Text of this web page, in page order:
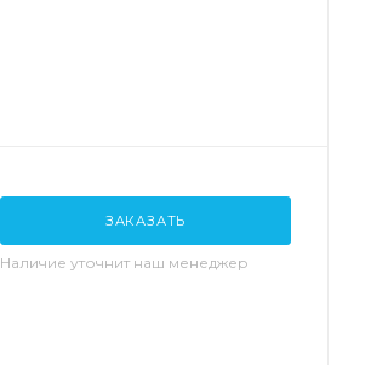
ЗАКАЗАТЬ
Наличие уточнит наш менеджер